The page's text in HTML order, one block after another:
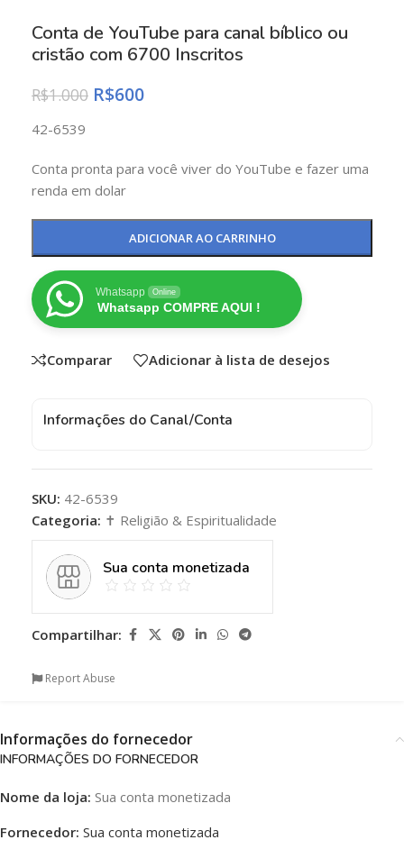
Conta de YouTube para canal bíblico ou
cristão com 6700 Inscritos
R$1.000 R$600
42-6539
Conta pronta para você viver do YouTube e fazer uma
renda em dolar
ADICIONAR AO CARRINHO
Whatsapp Online
Whatsapp COMPRE AQUI !
Comparar Adicionar à lista de desejos
Informações do Canal/Conta
SKU: 42-6539
Categoria: ✝️ Religião & Espiritualidade
Sua conta monetizada
Compartilhar:
Report Abuse
Informações do fornecedor
INFORMAÇÕES DO FORNECEDOR
Nome da loja: Sua conta monetizada
Fornecedor: Sua conta monetizada